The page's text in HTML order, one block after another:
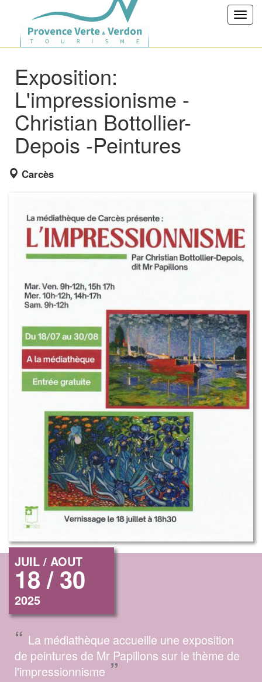
Exposition:
L'impressionisme -
Christian Bottollier-
Depois -Peintures
Carcès
JUIL / AOUT
18 / 30
2025
“ La médiathèque accueille une exposition
de peintures de Mr Papillons sur le thème de
l'impressionnisme ”